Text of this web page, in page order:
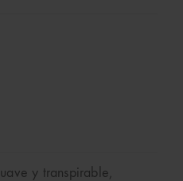
y transpirable,